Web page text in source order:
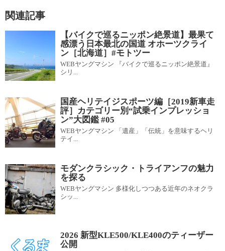
関連記事
【バイクで巡るニッポン絶景道】最果て
感漂う日本最北の国道 オホーツクライ
ン［北海道］#モトツー
WEBヤングマシン 『バイクで巡るニッポン絶景道』
シリ...
国産ヘリテイジスポーツ編［2019新車走
評］カテゴリー別“試乗インプレッショ
ン”大図鑑 #05
WEBヤングマシン 「遺産」「伝統」を意味するヘリ
テイ...
モダンクラシック・トライアンフの魅力
を探る
WEBヤングマシン 多様化しつつある近年のネオクラ
シッ...
2026 新型KLE500/KLE400のティーザー
公開